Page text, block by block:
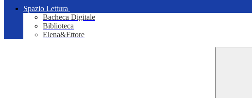
Spazio Lettura
Bacheca Digitale
Biblioteca
Elena&Ettore